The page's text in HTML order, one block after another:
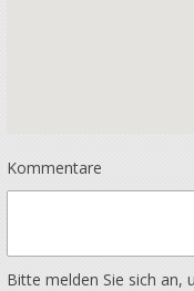
Kommentare
Bitte melden Sie sich an,